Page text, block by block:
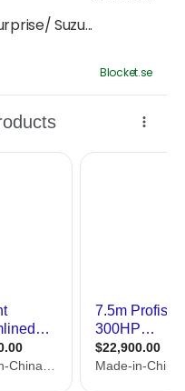
Suzu...
Blocket.se